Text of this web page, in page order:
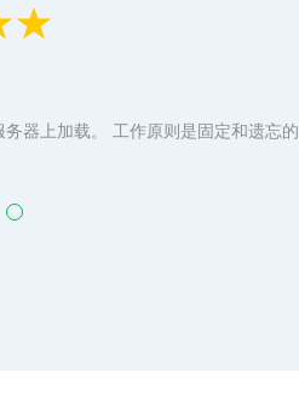
器上加载。 工作原则是固定和遗忘